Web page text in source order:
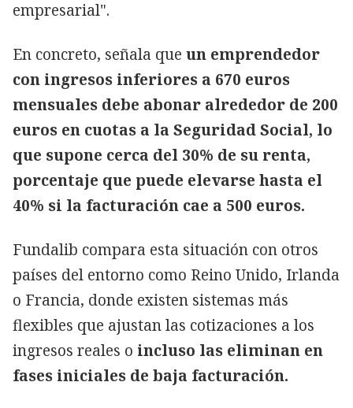
empresarial".
En concreto, señala que un emprendedor
con ingresos inferiores a 670 euros
mensuales debe abonar alrededor de 200
euros en cuotas a la Seguridad Social, lo
que supone cerca del 30% de su renta,
porcentaje que puede elevarse hasta el
40% si la facturación cae a 500 euros.
Fundalib compara esta situación con otros
países del entorno como Reino Unido, Irlanda
o Francia, donde existen sistemas más
flexibles que ajustan las cotizaciones a los
ingresos reales o incluso las eliminan en
fases iniciales de baja facturación.